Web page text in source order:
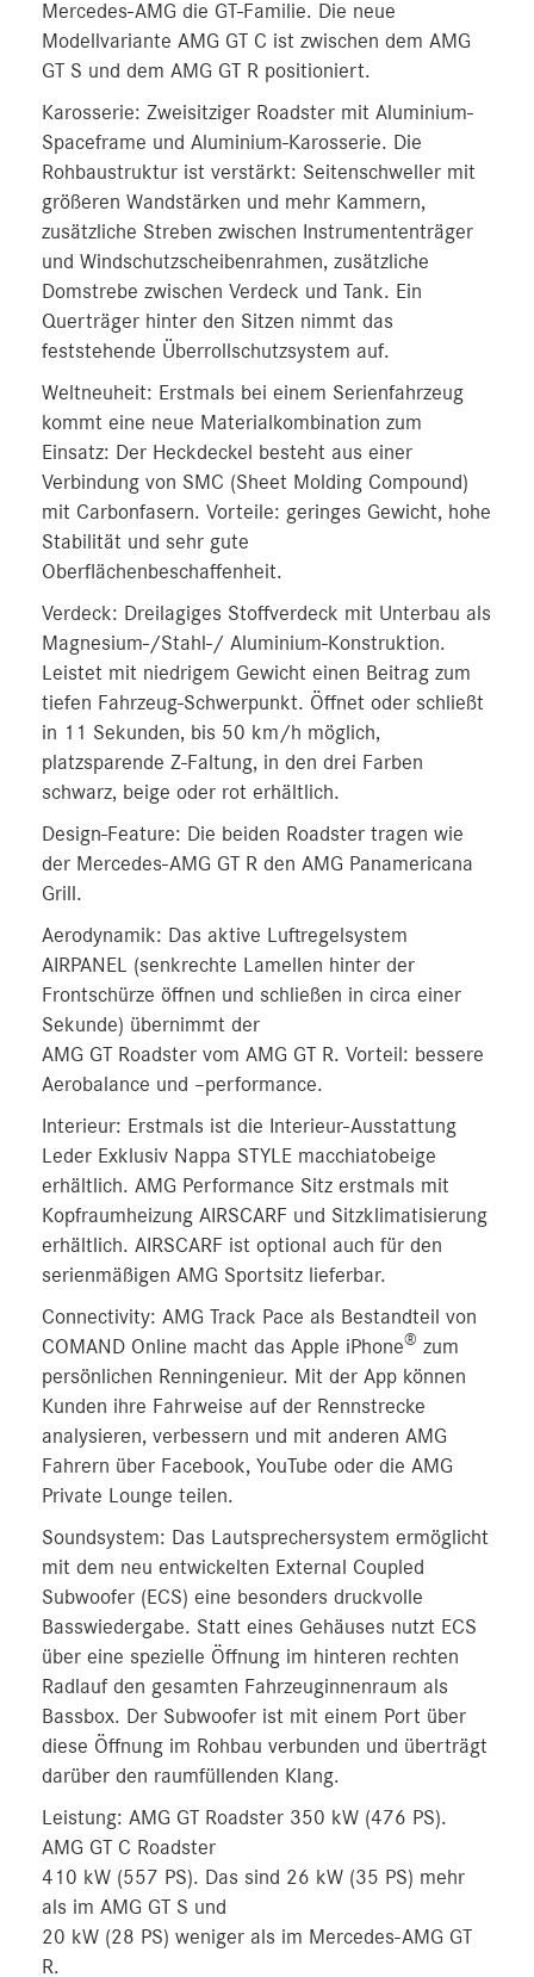
Mercedes-AMG die GT-Familie. Die neue
Modellvariante AMG GT C ist zwischen dem AMG
GT S und dem AMG GT R positioniert.
Karosserie: Zweisitziger Roadster mit Aluminium-
Spaceframe und Aluminium-Karosserie. Die
Rohbaustruktur ist verstärkt: Seitenschweller mit
größeren Wandstärken und mehr Kammern,
zusätzliche Streben zwischen Instrumententräger
und Windschutzscheibenrahmen, zusätzliche
Domstrebe zwischen Verdeck und Tank. Ein
Querträger hinter den Sitzen nimmt das
feststehende Überrollschutzsystem auf.
Weltneuheit: Erstmals bei einem Serienfahrzeug
kommt eine neue Materialkombination zum
Einsatz: Der Heckdeckel besteht aus einer
Verbindung von SMC (Sheet Molding Compound)
mit Carbonfasern. Vorteile: geringes Gewicht, hohe
Stabilität und sehr gute
Oberflächenbeschaffenheit.
Verdeck: Dreilagiges Stoffverdeck mit Unterbau als
Magnesium-/Stahl-/ Aluminium-Konstruktion.
Leistet mit niedrigem Gewicht einen Beitrag zum
tiefen Fahrzeug-Schwerpunkt. Öffnet oder schließt
in 11 Sekunden, bis 50 km/h möglich,
platzsparende Z‑Faltung, in den drei Farben
schwarz, beige oder rot erhältlich.
Design-Feature: Die beiden Roadster tragen wie
der Mercedes-AMG GT R den AMG Panamericana
Grill.
Aerodynamik: Das aktive Luftregelsystem
AIRPANEL (senkrechte Lamellen hinter der
Frontschürze öffnen und schließen in circa einer
Sekunde) übernimmt der
AMG GT Roadster vom AMG GT R. Vorteil: bessere
Aerobalance und –performance.
Interieur: Erstmals ist die Interieur-Ausstattung
Leder Exklusiv Nappa STYLE macchiatobeige
erhältlich. AMG Performance Sitz erstmals mit
Kopfraumheizung AIRSCARF und Sitzklimatisierung
erhältlich. AIRSCARF ist optional auch für den
serienmäßigen AMG Sportsitz lieferbar.
Connectivity: AMG Track Pace als Bestandteil von
COMAND Online macht das Apple iPhone® zum
persönlichen Renningenieur. Mit der App können
Kunden ihre Fahrweise auf der Rennstrecke
analysieren, verbessern und mit anderen AMG
Fahrern über Facebook, YouTube oder die AMG
Private Lounge teilen.
Soundsystem: Das Lautsprechersystem ermöglicht
mit dem neu entwickelten External Coupled
Subwoofer (ECS) eine besonders druckvolle
Basswiedergabe. Statt eines Gehäuses nutzt ECS
über eine spezielle Öffnung im hinteren rechten
Radlauf den gesamten Fahrzeuginnenraum als
Bassbox. Der Subwoofer ist mit einem Port über
diese Öffnung im Rohbau verbunden und überträgt
darüber den raumfüllenden Klang.
Leistung: AMG GT Roadster 350 kW (476 PS).
AMG GT C Roadster
410 kW (557 PS). Das sind 26 kW (35 PS) mehr
als im AMG GT S und
20 kW (28 PS) weniger als im Mercedes-AMG GT
R.